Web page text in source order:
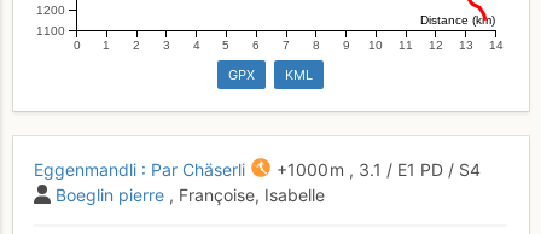
1100
1200
0 1 2 3 4 5 6 7 8 9 10 11 12 13 14
Distance (km)
GPX KML
Eggenmandli : Par Chäserli +1000 m , 3.1 / E1 PD / S4
Boeglin pierre , Françoise, Isabelle